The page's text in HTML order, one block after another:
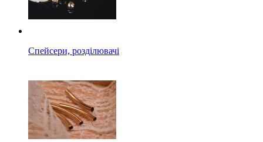
Спейсери, розділювачі